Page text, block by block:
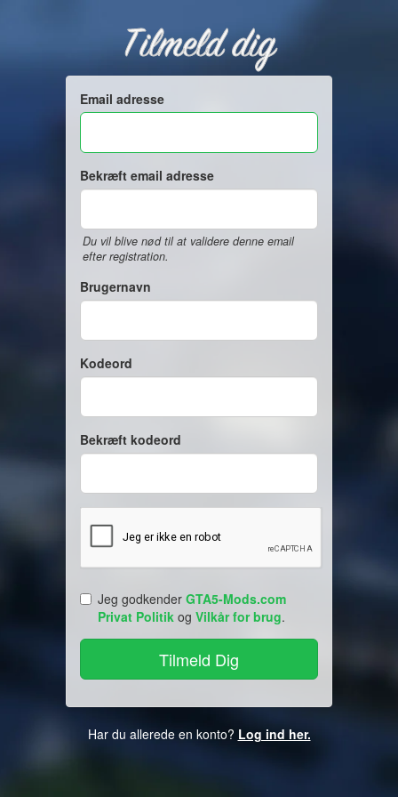
Tilmeld dig
Email adresse
Bekræft email adresse
Du vil blive nød til at validere denne email
efter registration.
Brugernavn
Kodeord
Bekræft kodeord
Jeg godkender GTA5-Mods.com
Privat Politik og Vilkår for brug.
Har du allerede en konto? Log ind her.